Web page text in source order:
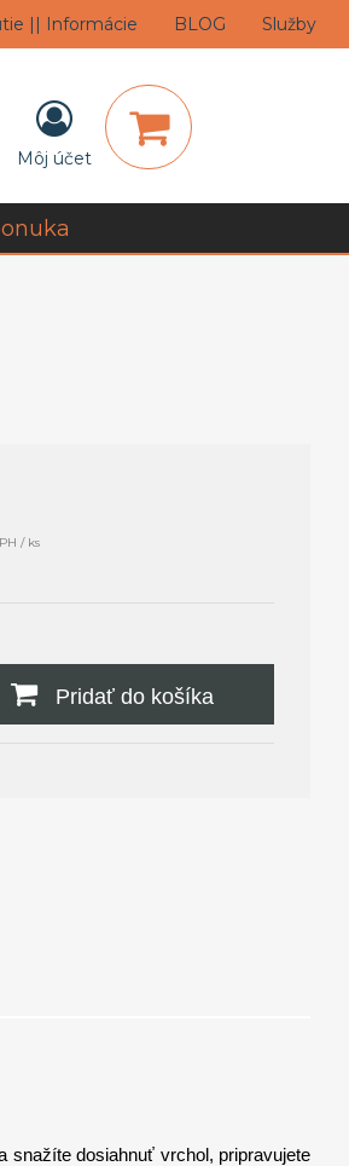
|| Informácie BLOG Služby
Môj účet
/ ks
Pridať do košíka
dosiahnuť vrchol, pripravujete